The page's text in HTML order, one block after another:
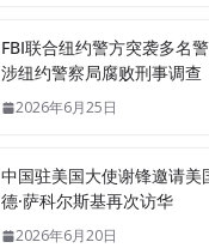
FBI联合纽约警方突袭多名
涉纽约警察局腐败刑事调查
2026年6月25日
中国驻美国大使谢锋邀请美
德·萨科尔斯基再次访华
2026年6月20日